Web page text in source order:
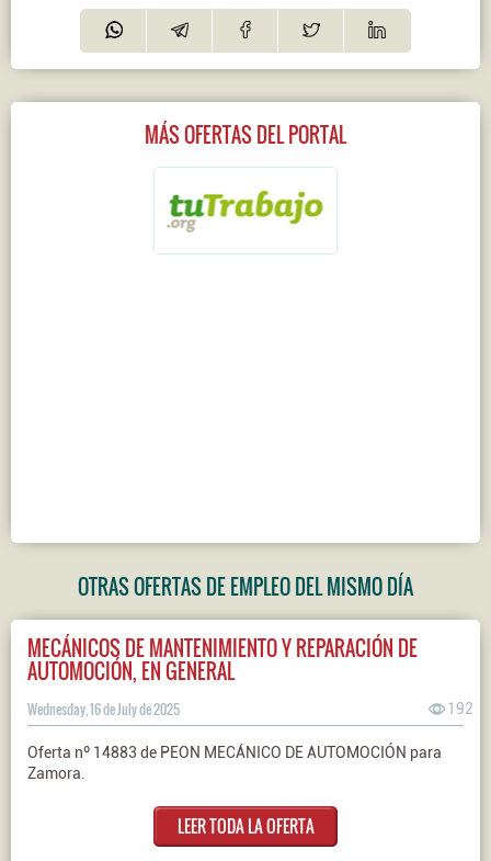
MÁS OFERTAS DEL PORTAL
OTRAS OFERTAS DE EMPLEO DEL MISMO DÍA
MECÁNICOS DE MANTENIMIENTO Y REPARACIÓN DE
AUTOMOCIÓN, EN GENERAL
Wednesday, 16 de July de 2025 192
Oferta nº 14883 de PEON MECÁNICO DE AUTOMOCIÓN para
Zamora.
LEER TODA LA OFERTA